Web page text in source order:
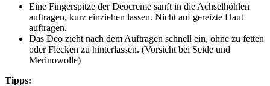
Eine Fingerspitze der Deocreme sanft in die Achselhöhlen
auftragen, kurz einziehen lassen. Nicht auf gereizte Haut
auftragen.
Das Deo zieht nach dem Auftragen schnell ein, ohne zu fetten
oder Flecken zu hinterlassen. (Vorsicht bei Seide und
Merinowolle)
Tipps: